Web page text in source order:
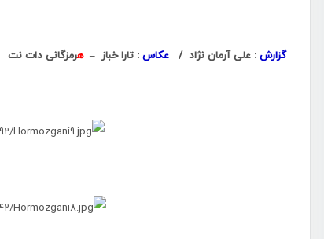
گزارش : علی آرمان نژاد / عکاس : تارا خباز –هرمزگانی دات نت